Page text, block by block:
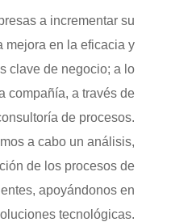
a incrementar su
mejora en la eficacia y
clave de negocio; a lo
compañía, a través de
de procesos.
a cabo un análisis,
de los procesos de
apoyándonos en
tecnológicas.